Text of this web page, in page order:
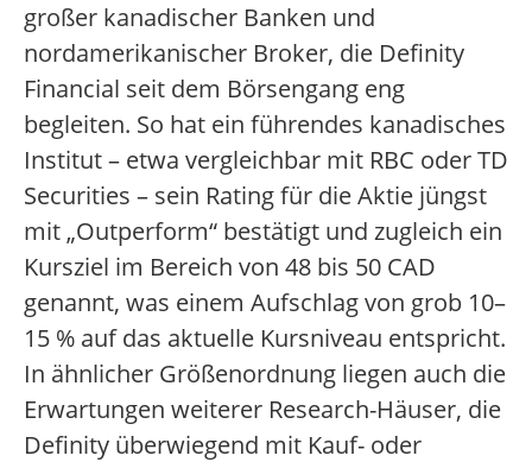
großer kanadischer Banken und
nordamerikanischer Broker, die Definity
Financial seit dem Börsengang eng
begleiten. So hat ein führendes kanadisches
Institut – etwa vergleichbar mit RBC oder TD
Securities – sein Rating für die Aktie jüngst
mit „Outperform“ bestätigt und zugleich ein
Kursziel im Bereich von 48 bis 50 CAD
genannt, was einem Aufschlag von grob 10–
15 % auf das aktuelle Kursniveau entspricht.
In ähnlicher Größenordnung liegen auch die
Erwartungen weiterer Research-Häuser, die
Definity überwiegend mit Kauf- oder